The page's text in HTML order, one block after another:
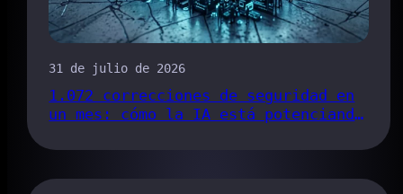
31 de julio de 2026
1.072 correcciones de seguridad en
un mes: cómo la IA está potenciando
de Chrome